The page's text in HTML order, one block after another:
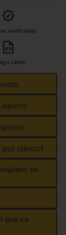
verificadas
CPNP
dentro
por ciento?
en
que va